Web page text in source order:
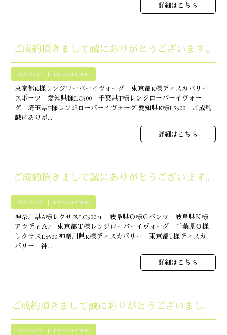
詳細はこちら
ご成約頂きまして誠にありがとうございます。
2025/05/17 INFORMATION
東京都K様レンジローバーイヴォーグ 東京都K様ディスカバリー
スポーツ 愛知県様LC500 千葉県T様レンジローバーイヴォー
グ 埼玉県F様レンジローバーイヴォーグ 愛知県K様LS500 ご成約
誠にありが...
詳細はこちら
ご成約頂きまして誠にありがとうございます。
2025/02/15 INFORMATION
神奈川県A様レクサスLC500ｈ 岐阜県Ｏ様Ｇベンツ 岐阜県Ｋ様
アウディＡ7 東京都Ｔ様レンジローバーイヴォーグ 千葉県Ｏ様
レクサスLS500 神奈川県K様ディスカバリー 東京都T様ディスカ
バリー 神...
詳細はこちら
ご成約頂きまして誠にありがとうございました！！
2024/10/30 INFORMATION